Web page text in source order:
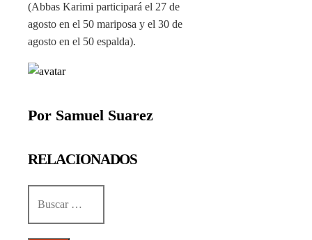
(Abbas Karimi participará el 27 de
agosto en el 50 mariposa y el 30 de
agosto en el 50 espalda).
Por Samuel Suarez
RELACIONADOS